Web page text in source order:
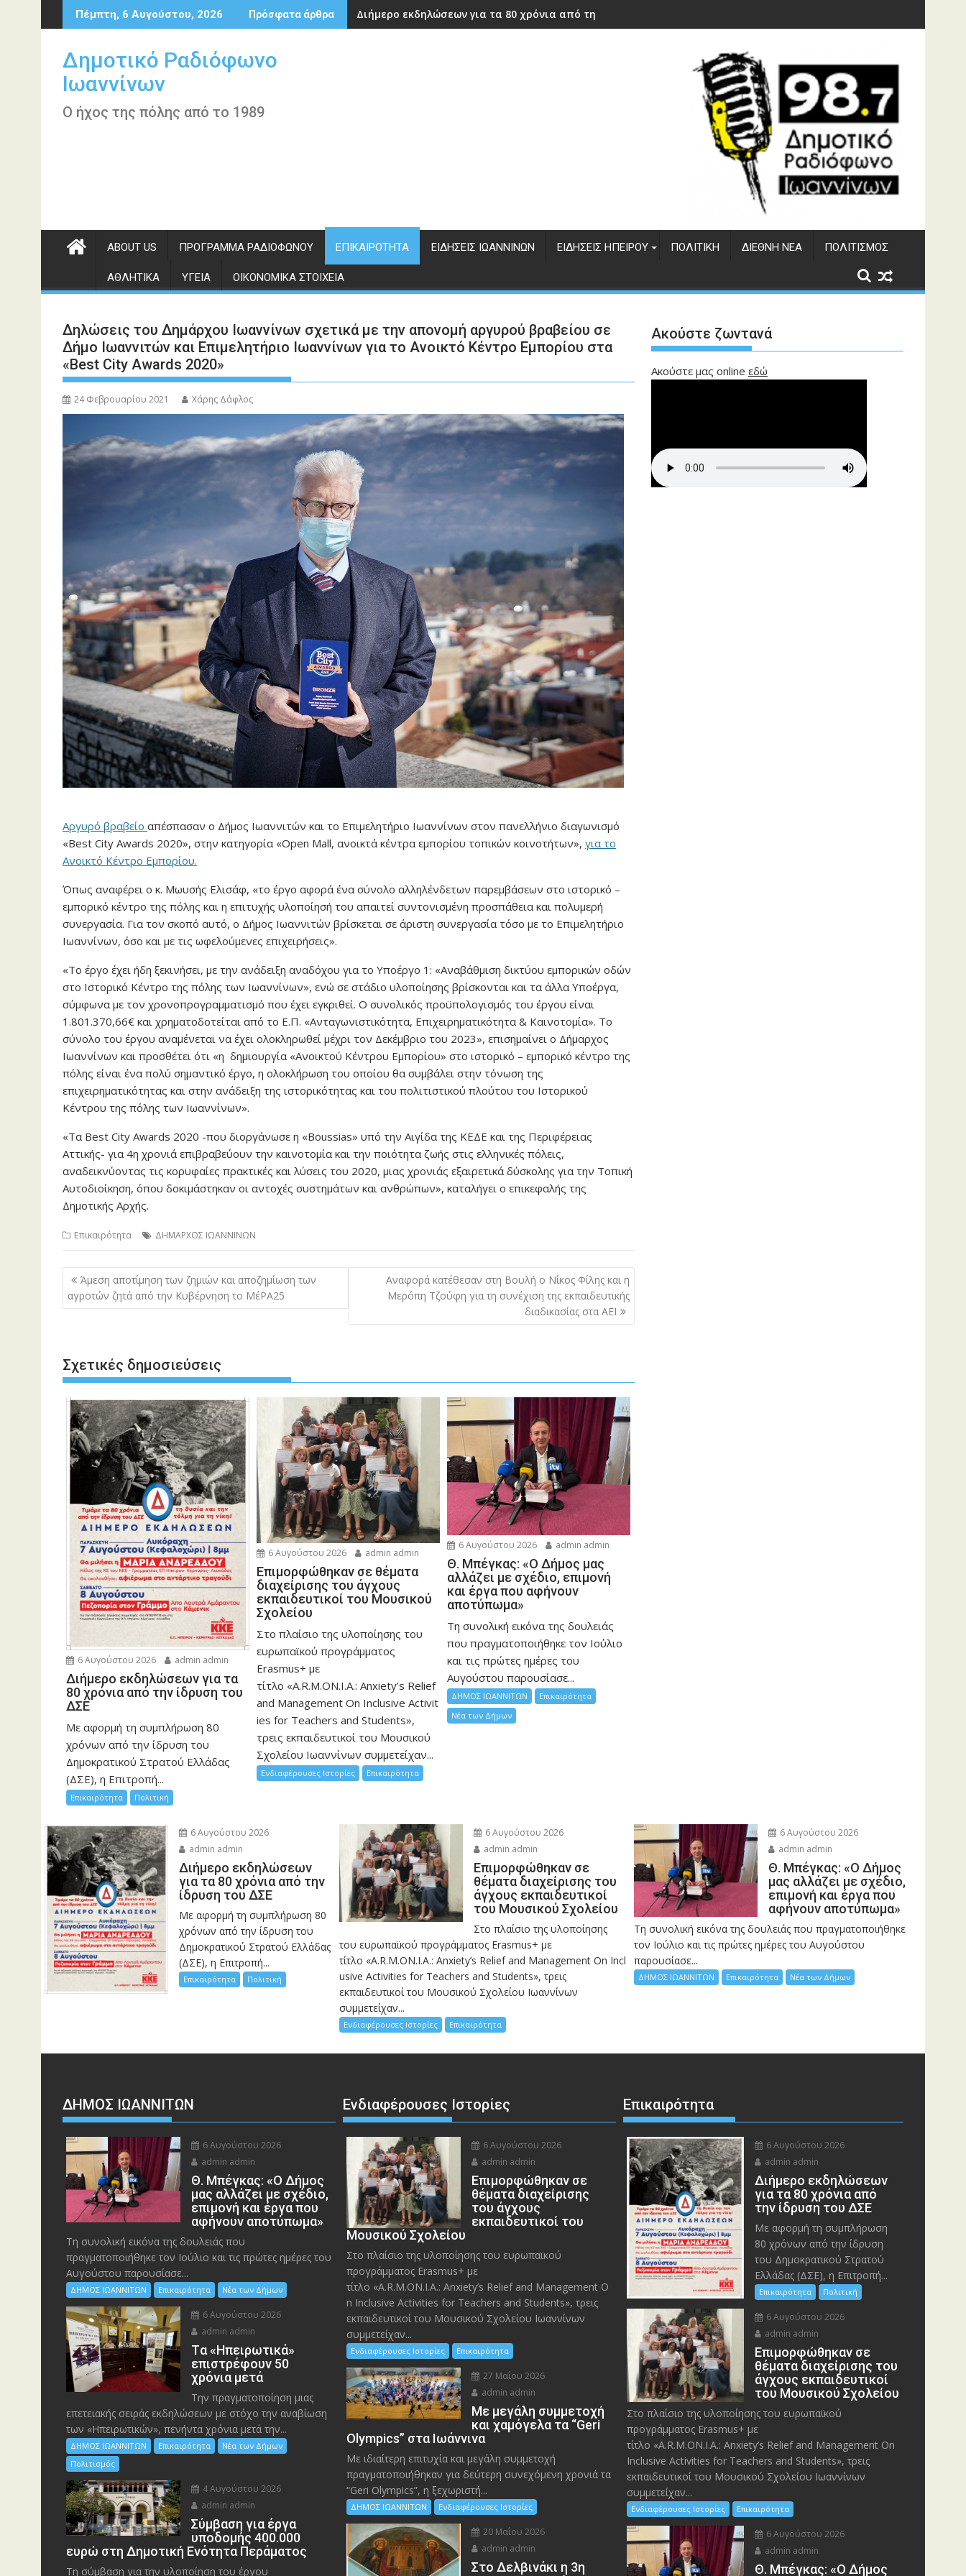
Περάστε
στο
Πέμπτη, 6 Αυγούστου, 2026 Πρόσφατα άρθρα Διήμερο εκδηλώσεων για τα 80 χρόνια από την ίδρυση του ΔΣΕ
Δημοτικό Ραδιόφωνο
Ιωαννίνων
Ο ήχος της πόλης από το 1989
ABOUT US ΠΡΌΓΡΑΜΜΑ ΡΑΔΙΟΦΏΝΟΥ ΕΠΙΚΑΙΡΌΤΗΤΑ ΕΙΔΉΣΕΙΣ ΙΩΑΝΝΊΝΩΝ ΕΙΔΉΣΕΙΣ ΗΠΕΊΡΟΥ ΠΟΛΙΤΙΚΉ ΔΙΕΘΝΉ ΝΈΑ ΠΟΛΙΤΙΣΜΌΣ
ΑΘΛΗΤΙΚΆ ΥΓΕΊΑ ΟΙΚΟΝΟΜΙΚΆ ΣΤΟΙΧΕΊΑ
Δηλώσεις του Δημάρχου Ιωαννίνων σχετικά με την απονομή αργυρού βραβείου σε
Δήμο Ιωαννιτών και Επιμελητήριο Ιωαννίνων για το Ανοικτό Κέντρο Εμπορίου στα
«Best City Awards 2020»
24 Φεβρουαρίου 2021 Χάρης Δάφλος
Αργυρό βραβείο απέσπασαν ο Δήμος Ιωαννιτών και το Επιμελητήριο Ιωαννίνων στον πανελλήνιο διαγωνισμό
«Best City Awards 2020», στην κατηγορία «Open Mall, ανοικτά κέντρα εμπορίου τοπικών κοινοτήτων», για το
Ανοικτό Κέντρο Εμπορίου.
Όπως αναφέρει ο κ. Μωυσής Ελισάφ, «το έργο αφορά ένα σύνολο αλληλένδετων παρεμβάσεων στο ιστορικό –
εμπορικό κέντρο της πόλης και η επιτυχής υλοποίησή του απαιτεί συντονισμένη προσπάθεια και πολυμερή
συνεργασία. Για τον σκοπό αυτό, ο Δήμος Ιωαννιτών βρίσκεται σε άριστη συνεργασία τόσο με το Επιμελητήριο
Ιωαννίνων, όσο και με τις ωφελούμενες επιχειρήσεις».
«Το έργο έχει ήδη ξεκινήσει, με την ανάδειξη αναδόχου για το Υποέργο 1: «Αναβάθμιση δικτύου εμπορικών οδών
στο Ιστορικό Κέντρο της πόλης των Ιωαννίνων», ενώ σε στάδιο υλοποίησης βρίσκονται και τα άλλα Υποέργα,
σύμφωνα με τον χρονοπρογραμματισμό που έχει εγκριθεί. Ο συνολικός προϋπολογισμός του έργου είναι
1.801.370,66€ και χρηματοδοτείται από το Ε.Π. «Ανταγωνιστικότητα, Επιχειρηματικότητα & Καινοτομία». Το
σύνολο του έργου αναμένεται να έχει ολοκληρωθεί μέχρι τον Δεκέμβριο του 2023», επισημαίνει ο Δήμαρχος
Ιωαννίνων και προσθέτει ότι «η δημιουργία «Ανοικτού Κέντρου Εμπορίου» στο ιστορικό – εμπορικό κέντρο της
πόλης είναι ένα πολύ σημαντικό έργο, η ολοκλήρωση του οποίου θα συμβάλει στην τόνωση της
επιχειρηματικότητας και στην ανάδειξη της ιστορικότητας και του πολιτιστικού πλούτου του Ιστορικού
Κέντρου της πόλης των Ιωαννίνων».
«Tα Best City Awards 2020 -που διοργάνωσε η «Boussias» υπό την Αιγίδα της ΚΕΔΕ και της Περιφέρειας
Αττικής- για 4η χρονιά επιβραβεύουν την καινοτομία και την ποιότητα ζωής στις ελληνικές πόλεις,
αναδεικνύοντας τις κορυφαίες πρακτικές και λύσεις του 2020, μιας χρονιάς εξαιρετικά δύσκολης για την Τοπική
Αυτοδιοίκηση, όπου δοκιμάστηκαν οι αντοχές συστημάτων και ανθρώπων», καταλήγει ο επικεφαλής της
Δημοτικής Αρχής.
Επικαιρότητα ΔΗΜΑΡΧΟΣ ΙΩΑΝΝΙΝΩΝ
Πλοήγηση
άρθρων
Άμεση αποτίμηση των ζημιών και αποζημίωση των
αγροτών ζητά από την Κυβέρνηση το ΜέΡΑ25
Αναφορά κατέθεσαν στη Βουλή ο Νίκος Φίλης και η
Μερόπη Τζούφη για τη συνέχιση της εκπαιδευτικής
διαδικασίας στα ΑΕΙ
Σχετικές δημοσιεύσεις
6 Αυγούστου 2026 admin admin
Διήμερο εκδηλώσεων για τα
80 χρόνια από την ίδρυση του
ΔΣΕ
Με αφορμή τη συμπλήρωση 80
χρόνων από την ίδρυση του
Δημοκρατικού Στρατού Ελλάδας
(ΔΣΕ), η Επιτροπή...
Επικαιρότητα Πολιτική
6 Αυγούστου 2026 admin admin
Eπιμορφώθηκαν σε θέματα
διαχείρισης του άγχους
εκπαιδευτικοί του Μουσικού
Σχολείου
Στο πλαίσιο της υλοποίησης του
ευρωπαϊκού προγράμματος
Erasmus+ με
τίτλο «A.R.M.ON.I.A.: Anxiety’s Relief
and Management On Inclusive Activit
ies for Teachers and Students»,
τρεις εκπαιδευτικοί του Μουσικού
Σχολείου Ιωαννίνων συμμετείχαν...
Ενδιαφέρουσες Ιστορίες Επικαιρότητα
6 Αυγούστου 2026 admin admin
Θ. Μπέγκας: «Ο Δήμος μας
αλλάζει με σχέδιο, επιμονή
και έργα που αφήνουν
αποτύπωμα»
Τη συνολική εικόνα της δουλειάς
που πραγματοποιήθηκε τον Ιούλιο
και τις πρώτες ημέρες του
Αυγούστου παρουσίασε...
ΔΗΜΟΣ ΙΩΑΝΝΙΤΩΝ
Επικαιρότητα
Νέα των Δήμων
Ακούστε ζωντανά
Ακούστε μας online εδώ
6 Αυγούστου 2026
admin admin
Διήμερο εκδηλώσεων
για τα 80 χρόνια από την
ίδρυση του ΔΣΕ
Με αφορμή τη συμπλήρωση 80
χρόνων από την ίδρυση του
Δημοκρατικού Στρατού Ελλάδας
(ΔΣΕ), η Επιτροπή...
Επικαιρότητα Πολιτική
6 Αυγούστου 2026
admin admin
Eπιμορφώθηκαν σε
θέματα διαχείρισης του
άγχους εκπαιδευτικοί
του Μουσικού Σχολείου
Στο πλαίσιο της υλοποίησης
του ευρωπαϊκού προγράμματος Erasmus+ με
τίτλο «A.R.M.ON.I.A.: Anxiety’s Relief and Management On Incl
usive Activities for Teachers and Students», τρεις
εκπαιδευτικοί του Μουσικού Σχολείου Ιωαννίνων
συμμετείχαν...
Ενδιαφέρουσες Ιστορίες Επικαιρότητα
6 Αυγούστου 2026
admin admin
Θ. Μπέγκας: «Ο Δήμος
μας αλλάζει με σχέδιο,
επιμονή και έργα που
αφήνουν αποτύπωμα»
Τη συνολική εικόνα της δουλειάς που πραγματοποιήθηκε
τον Ιούλιο και τις πρώτες ημέρες του Αυγούστου
παρουσίασε...
ΔΗΜΟΣ ΙΩΑΝΝΙΤΩΝ Επικαιρότητα Νέα των Δήμων
ΔΗΜΟΣ ΙΩΑΝΝΙΤΩΝ
6 Αυγούστου 2026
admin admin
Θ. Μπέγκας: «Ο Δήμος
μας αλλάζει με σχέδιο,
επιμονή και έργα που
αφήνουν αποτύπωμα»
Τη συνολική εικόνα της δουλειάς που
πραγματοποιήθηκε τον Ιούλιο και τις πρώτες ημέρες του
Αυγούστου παρουσίασε...
ΔΗΜΟΣ ΙΩΑΝΝΙΤΩΝ Επικαιρότητα Νέα των Δήμων
6 Αυγούστου 2026
admin admin
Tα «Ηπειρωτικά»
επιστρέφουν 50
χρόνια μετά
Την πραγματοποίηση μιας
επετειακής σειράς εκδηλώσεων με στόχο την αναβίωση
των «Ηπειρωτικών», πενήντα χρόνια μετά την...
ΔΗΜΟΣ ΙΩΑΝΝΙΤΩΝ Επικαιρότητα
Νέα των Δήμων
Πολιτισμός
4 Αυγούστου 2026
admin admin
Σύμβαση για έργα
υποδομής 400.000
ευρώ στη Δημοτική Ενότητα Περάματος
Τη σύμβαση για την υλοποίηση του έργου
Ενδιαφέρουσες Ιστορίες
6 Αυγούστου 2026
admin admin
Eπιμορφώθηκαν σε
θέματα διαχείρισης
του άγχους
εκπαιδευτικοί του
Μουσικού Σχολείου
Στο πλαίσιο της υλοποίησης του ευρωπαϊκού
προγράμματος Erasmus+ με
τίτλο «A.R.M.ON.I.A.: Anxiety’s Relief and Management O
n Inclusive Activities for Teachers and Students», τρεις
εκπαιδευτικοί του Μουσικού Σχολείου Ιωαννίνων
συμμετείχαν...
Ενδιαφέρουσες Ιστορίες Επικαιρότητα
27 Μαΐου 2026
admin admin
Με μεγάλη συμμετοχή
και χαμόγελα τα “Geri
Olympics” στα Ιωάννινα
Με ιδιαίτερη επιτυχία και μεγάλη συμμετοχή
πραγματοποιήθηκαν για δεύτερη συνεχόμενη χρονιά τα
“Geri Olympics”, η ξεχωριστή...
ΔΗΜΟΣ ΙΩΑΝΝΙΤΩΝ Ενδιαφέρουσες Ιστορίες
20 Μαΐου 2026
admin admin
Στο Δελβινάκι η 3η
Επικαιρότητα
6 Αυγούστου 2026
admin admin
Διήμερο εκδηλώσεων
για τα 80 χρόνια από
την ίδρυση του ΔΣΕ
Με αφορμή τη συμπλήρωση
80 χρόνων από την ίδρυση
του Δημοκρατικού Στρατού
Ελλάδας (ΔΣΕ), η Επιτροπή...
Επικαιρότητα Πολιτική
6 Αυγούστου 2026
admin admin
Eπιμορφώθηκαν σε
θέματα διαχείρισης του
άγχους εκπαιδευτικοί
του Μουσικού Σχολείου
Στο πλαίσιο της υλοποίησης του ευρωπαϊκού
προγράμματος Erasmus+ με
τίτλο «A.R.M.ON.I.A.: Anxiety’s Relief and Management On
Inclusive Activities for Teachers and Students», τρεις
εκπαιδευτικοί του Μουσικού Σχολείου Ιωαννίνων
συμμετείχαν...
Ενδιαφέρουσες Ιστορίες Επικαιρότητα
6 Αυγούστου 2026
admin admin
Θ. Μπέγκας: «Ο Δήμος